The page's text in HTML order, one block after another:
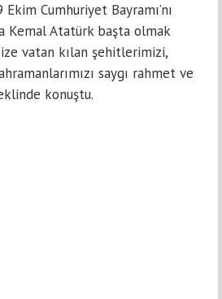
Cumhuriyet Bayramı’nı
Kemal Atatürk başta olmak
vatan kılan şehitlerimizi,
saygı rahmet ve
konuştu.